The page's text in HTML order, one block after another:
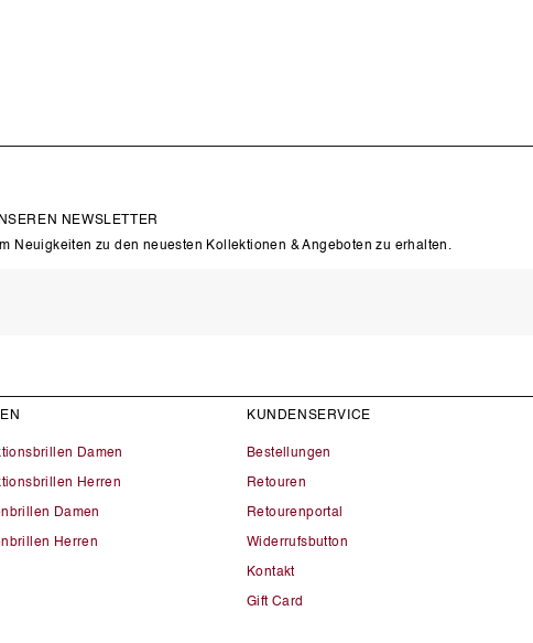
NEWSLETTER
Neuigkeiten zu den neuesten Kollektionen & Angeboten zu erhalten.
Damen
Herren
Damen
Herren
KUNDENSERVICE
Bestellungen
Retouren
Retourenportal
Widerrufsbutton
Kontakt
Gift Card